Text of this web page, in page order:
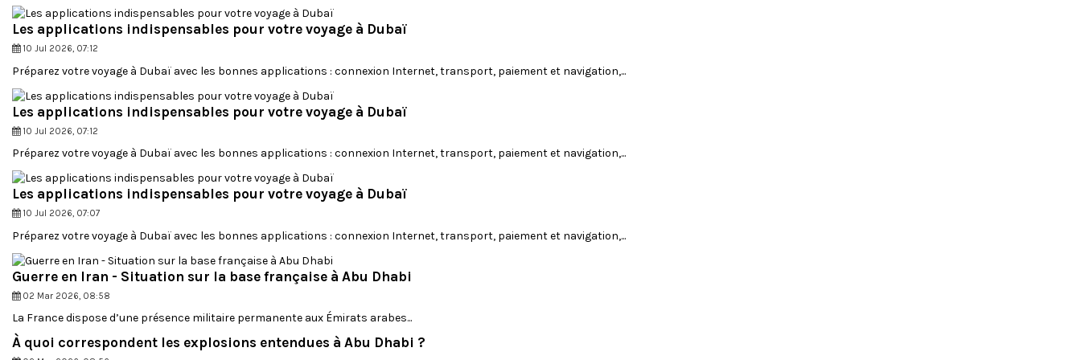
Nuit dans le désert
Conditions d'annulation / remboursement
Conditions de modification
Modifiable sous réserve de disponibilité
190,00 €
Afficher
55,00 €
Cet avis vous a-t-il été utile ? Oui Non
Réponse de Destination Dubai:
transmettons votre message aux équipes et espérons vous accueillir à nouveau lors d'un prochain séjour à Dubai !
Ourmières Delpech - Avril 2015
Client vérifié
06/04/2015
Réservation / Service Client
Programme / Contenu activité
Attitude du personnel (guide, chauffeur,...)
Qualité du spectacle
Procédure de réservation : Rapide, paiement par paypal très bien. réponse par mail rapide et claire.<br /> <br /> Ponctualité
et attitude du chauffeur et guide et propreté du véhicule : Chauffeur ponctuel, véhicule propre, chauffeur/guide tassiturne.
<br /> <br /> Qualité du repas servit : repas correct ainsi que la cadre sympatique.
Cet avis vous a-t-il été utile ? Oui Non
Les applications indispensables pour votre voyage à Dubaï
10 Jul 2026, 07:12
Préparez votre voyage à Dubaï avec les bonnes applications : connexion Internet, transport, paiement et navigation,...
Les applications indispensables pour votre voyage à Dubaï
10 Jul 2026, 07:12
Préparez votre voyage à Dubaï avec les bonnes applications : connexion Internet, transport, paiement et navigation,...
Les applications indispensables pour votre voyage à Dubaï
10 Jul 2026, 07:07
Préparez votre voyage à Dubaï avec les bonnes applications : connexion Internet, transport, paiement et navigation,...
Guerre en Iran - Situation sur la base française à Abu Dhabi
02 Mar 2026, 08:58
La France dispose d’une présence militaire permanente aux Émirats arabes...
À quoi correspondent les explosions entendues à Abu Dhabi ?